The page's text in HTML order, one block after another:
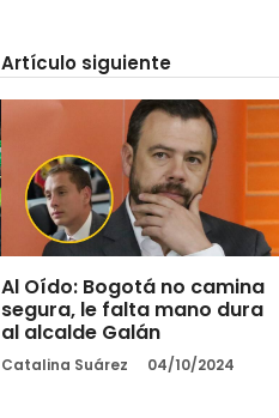
Artículo siguiente
Al Oído: Bogotá no camina
segura, le falta mano dura
al alcalde Galán
Catalina Suárez 04/10/2024